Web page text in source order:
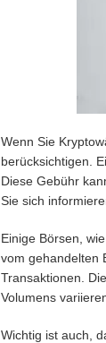
Wenn Sie
berücksichtigen.
Diese Gebühr
Sie sich
Einige Börsen,
vom gehandelten
Transaktionen.
Volumens
Wichtig ist auch,